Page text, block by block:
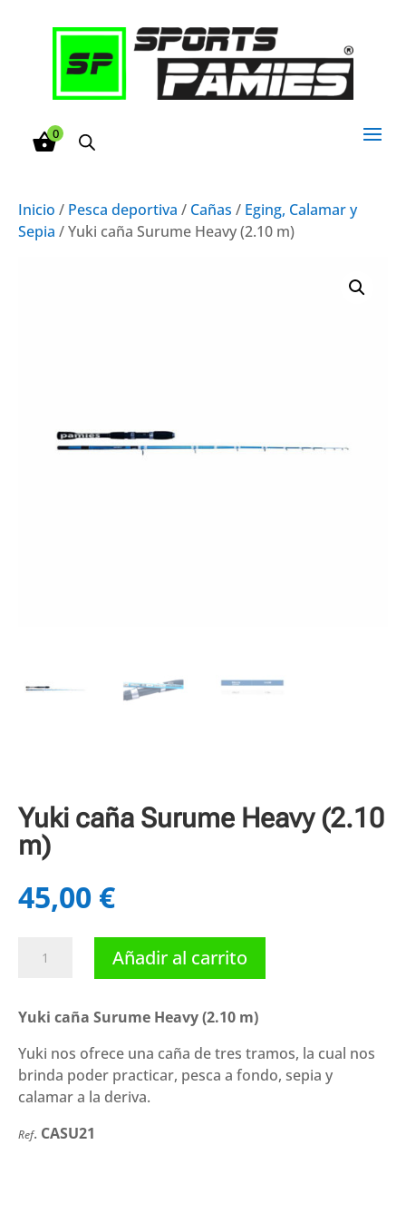
0
Inicio / Pesca deportiva / Cañas / Eging, Calamar y
Sepia / Yuki caña Surume Heavy (2.10 m)
Yuki caña Surume Heavy (2.10
m)
45,00 €
caña
Heavy
m)
cantidad
Añadir al carrito
Yuki caña Surume Heavy (2.10 m)
Yuki nos ofrece una caña de tres tramos, la cual nos
brinda poder practicar, pesca a fondo, sepia y
calamar a la deriva.
Ref. CASU21